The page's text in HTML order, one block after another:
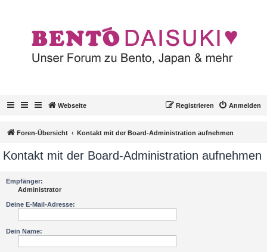
Webseite Anmelden
Registrieren
Foren-Übersicht Kontakt mit der Board-Administration aufnehmen
Kontakt mit der Board-Administration aufnehmen
Empfänger:
Administrator
Deine E-Mail-Adresse:
Dein Name: